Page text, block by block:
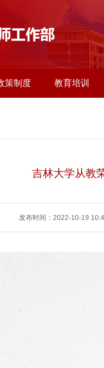
策制度 教育培训
吉林大学从教
发布时间：2022-10-19